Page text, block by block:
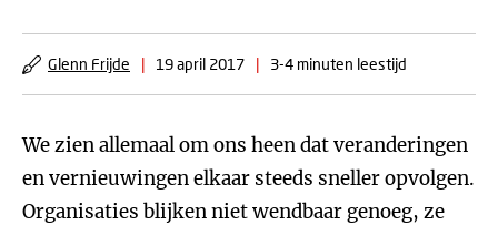
Glenn Frijde | 19 april 2017 | 3-4 minuten leestijd
We zien allemaal om ons heen dat veranderingen
en vernieuwingen elkaar steeds sneller opvolgen.
Organisaties blijken niet wendbaar genoeg, ze